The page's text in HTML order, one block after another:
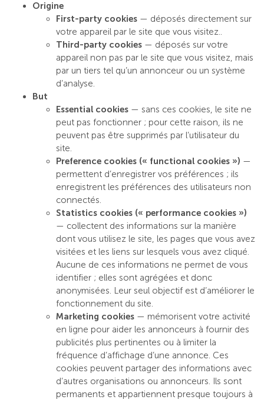
Origine
First-party cookies — déposés directement sur
votre appareil par le site que vous visitez..
Third-party cookies — déposés sur votre
appareil non pas par le site que vous visitez, mais
par un tiers tel qu’un annonceur ou un système
d’analyse.
But
Essential cookies — sans ces cookies, le site ne
peut pas fonctionner ; pour cette raison, ils ne
peuvent pas être supprimés par l’utilisateur du
site.
Preference cookies (« functional cookies ») —
permettent d’enregistrer vos préférences ; ils
enregistrent les préférences des utilisateurs non
connectés.
Statistics cookies (« performance cookies »)
— collectent des informations sur la manière
dont vous utilisez le site, les pages que vous avez
visitées et les liens sur lesquels vous avez cliqué.
Aucune de ces informations ne permet de vous
identifier ; elles sont agrégées et donc
anonymisées. Leur seul objectif est d’améliorer le
fonctionnement du site.
Marketing cookies — mémorisent votre activité
en ligne pour aider les annonceurs à fournir des
publicités plus pertinentes ou à limiter la
fréquence d’affichage d’une annonce. Ces
cookies peuvent partager des informations avec
d’autres organisations ou annonceurs. Ils sont
permanents et appartiennent presque toujours à